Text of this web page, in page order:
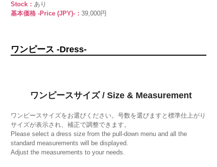
Stock：あり
基本価格 -Price (JPY)-：39,000円
ワンピース -Dress-
ワンピースサイズ / Size & Measurement
ワンピースサイズをお選びください。号数を選びますと標準仕上がり
サイズが表示され、補正で調整できます。
Please select a dress size from the pull-down menu and all the
standard measurements will be displayed.
Adjust the measurements to your needs.